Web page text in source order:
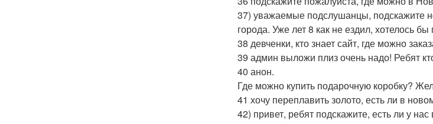
37) уважаемые подслушанцы, подскажите
города. Уже лет 8 как не ездил, хотелось
38 девченки, кто знает сайт, где можно
39 админ выложи плиз очень надо! Ребят
40 анон.
Где можно купить подарочную коробку?
41 хочу переплавить золото, есть ли в
42) привет, ребят подскажите, есть ли у